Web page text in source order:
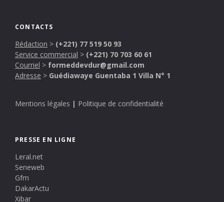
CONTACTS
Rédaction > (+221) 77 519 50 93
Service commercial > (+221) 70 703 60 61
Courriel > formeddevdur@gmail.com
Adresse > Guédiawaye Guentaba 1 Villa N° 1
Mentions légales | Politique de confidentialité
PRESSE EN LIGNE
Leral.net
Seneweb
Gfm
DakarActu
Xibar